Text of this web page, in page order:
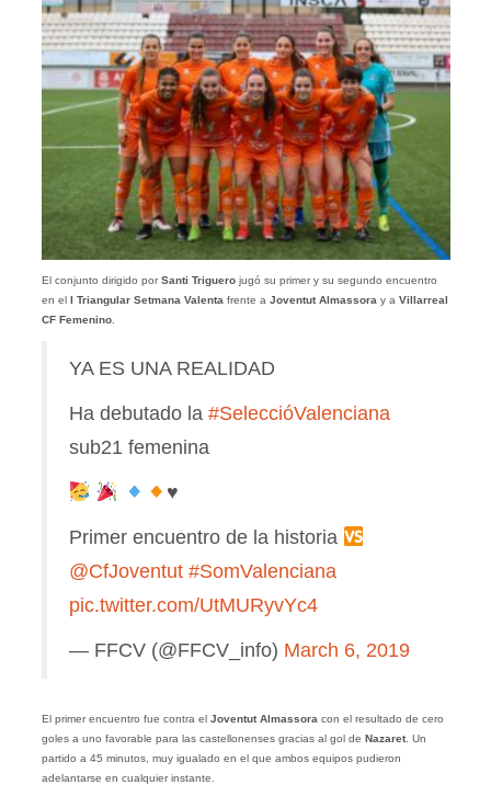
El conjunto dirigido porSanti Triguerojugó su primer y su segundo encuentro
en el I Triangular Setmana Valenta frente a Joventut Almassora y a Villarreal
CF Femenino.
YA ES UNA REALIDAD
Ha debutado la #SeleccióValenciana
sub21 femenina
♥️
Primer encuentro de la historia
@CfJoventut #SomValenciana
pic.twitter.com/UtMURyvYc4
— FFCV (@FFCV_info) March 6, 2019
El primer encuentro fue contra el Joventut Almassora con el resultado de cero
goles a uno favorable para las castellonenses gracias al gol de Nazaret. Un
partido a 45 minutos, muy igualado en el que ambos equipos pudieron
adelantarse en cualquier instante.